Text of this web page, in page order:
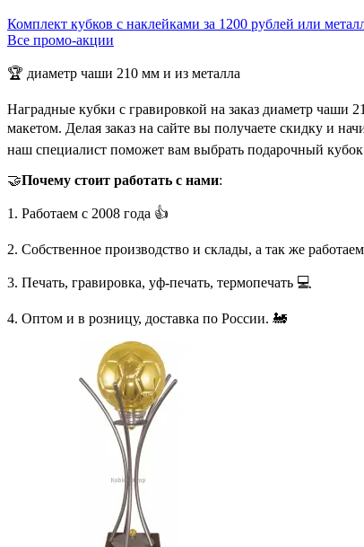
Комплект кубков с наклейками за 1200 рублей или
Все промо-акции
🏆 диаметр чаши 210 мм и из металла
Наградные кубки с гравировкой на заказ диаметр чаши
макетом. Делая заказ на сайте вы получаете скидку и
наш специалист поможет вам выбрать подарочный
🤝Почему стоит работать с нами:
1. Работаем с 2008 года 👍
2. Собственное производство и склады, а так же
3. Печать, гравировка, уф-печать, термопечать 💻
4. Оптом и в розницу, доставка по России. 🚂